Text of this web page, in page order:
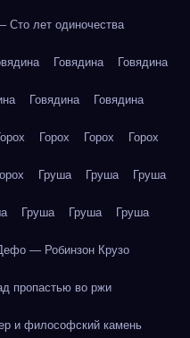
Сто лет одиночества
Говядина Говядина
Говядина Говядина
Горох Горох Горох
Груша Груша Груша
Груша Груша Груша
— Робинзон Крузо
пропастью во ржи
и философский камень